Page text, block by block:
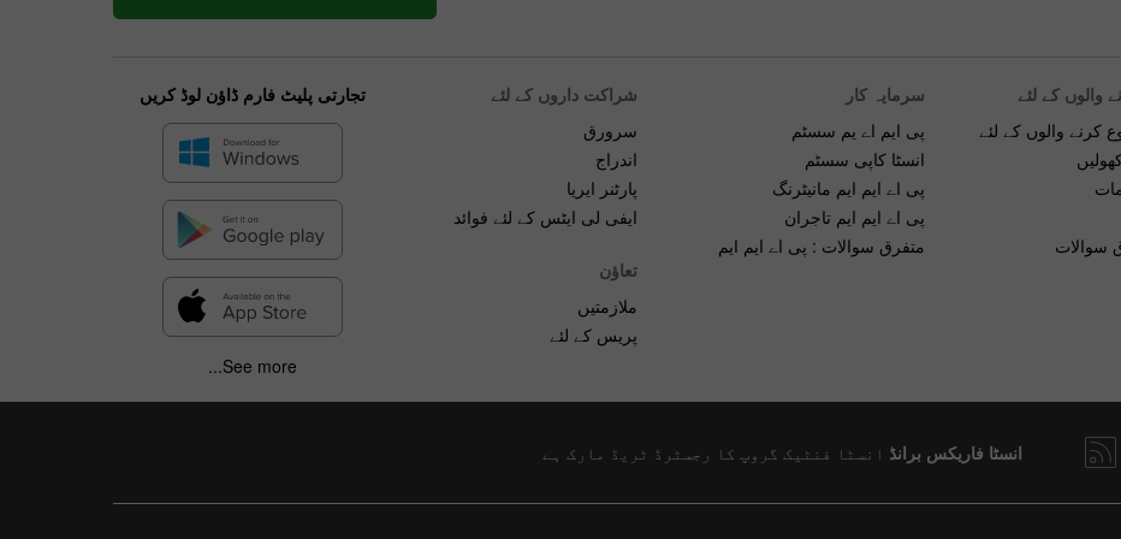
والوں کے لئے
کرنے والوں کے لئے
سوالات
سرمایہ کار
پی ایم اے یم سسٹم
انسٹا کاپی سسٹم
پی اے ایم ایم مانیٹرنگ
پی اے ایم ایم تاجران
متفرق سوالات : پی اے ایم ایم
شراکت داروں کے لئے
سرورق
اندراج
پارٹنر ایریا
ایفی لی ایٹس کے لئے فوائد
تعاؤن
ملازمتیں
پریس کے لئے
تجارتی پلیٹ فارم ڈاؤن لوڈ کریں
See more...
انسٹا فاریکس برانڈ انسٹا فنٹیک گروپ کا رجسٹرڈ ٹریڈ مارک ہے